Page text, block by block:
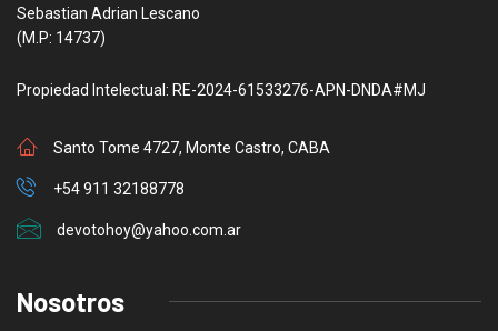
Sebastian Adrian Lescano
(M.P: 14737)
Propiedad Intelectual: RE-2024-61533276-APN-DNDA#MJ
Santo Tome 4727, Monte Castro, CABA
+54 911 32188778
devotohoy@yahoo.com.ar
Nosotros